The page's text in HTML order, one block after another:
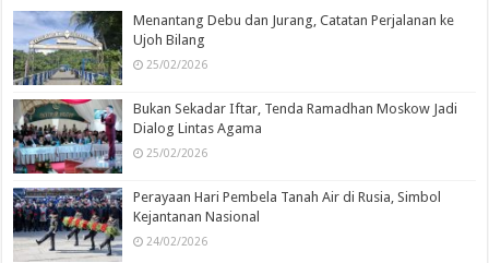
Menantang Debu dan Jurang, Catatan Perjalanan ke
Ujoh Bilang
25/02/2026
Bukan Sekadar Iftar, Tenda Ramadhan Moskow Jadi
Dialog Lintas Agama
25/02/2026
Perayaan Hari Pembela Tanah Air di Rusia, Simbol
Kejantanan Nasional
24/02/2026